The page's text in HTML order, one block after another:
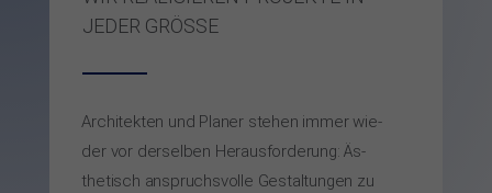
JEDER GRÖ­SSE
Archi­tek­ten und Pla­ner ste­hen im­mer wie­
der vor der­sel­ben He­raus­for­de­rung: Äs­
the­tisch an­spruchs­vol­le Ge­stal­tun­gen zu